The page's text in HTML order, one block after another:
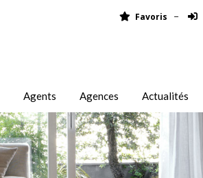
Favoris
Agents Agences Actualités